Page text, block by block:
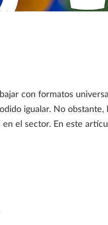
con formatos
igualar. No obstante,
el sector. En este